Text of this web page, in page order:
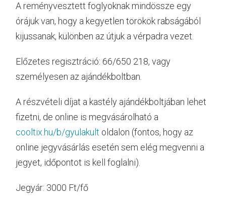
A reményvesztett foglyoknak mindössze egy
órájuk van, hogy a kegyetlen törökök rabságából
kijussanak, különben az útjuk a vérpadra vezet.
Előzetes regisztráció: 66/650 218, vagy
személyesen az ajándékboltban.
A részvételi díjat a kastély ajándékboltjában lehet
fizetni, de online is megvásárolható a
cooltix.hu/b/gyulakult oldalon (fontos, hogy az
online jegyvásárlás esetén sem elég megvenni a
jegyet, időpontot is kell foglalni).
Jegyár: 3000 Ft/fő